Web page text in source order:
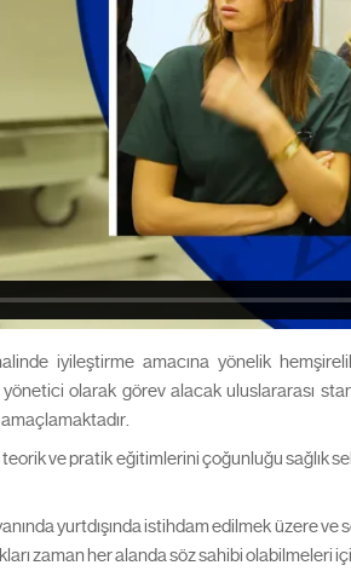
iyileştirme amacına yönelik
olarak görev alacak uluslararası
ve pratik eğitimlerini çoğunluğu sağlık
yurtdışında istihdam edilmek üzere
zaman her alanda söz sahibi olabilmeleri